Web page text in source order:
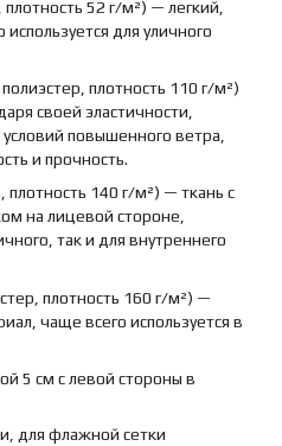
52 г/м²) — легкий,
для уличного
плотность 110 г/м²)
своей эластичности,
повышенного ветра,
и прочность.
плотность 140 г/м²) — ткань с
на лицевой стороне,
так и для внутреннего
плотность 160 г/м²) —
чаще всего используется в
5 см с левой стороны в
для флажной сетки